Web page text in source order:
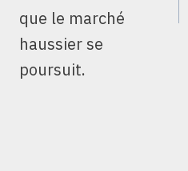
que le marché
haussier se
poursuit.